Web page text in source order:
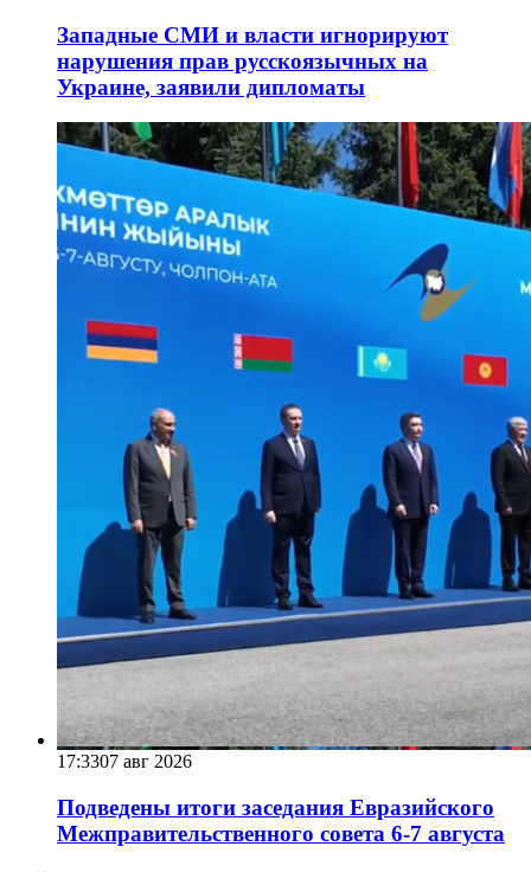
Западные СМИ и власти игнорируют
нарушения прав русскоязычных на
Украине, заявили дипломаты
17:3307 авг 2026
Подведены итоги заседания Евразийского
Межправительственного совета 6-7 августа